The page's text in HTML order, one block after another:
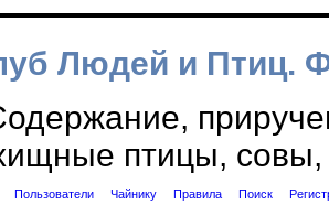
Людей и Птиц.
птицы, совы,
Пользователи Чайнику Правила Поиск